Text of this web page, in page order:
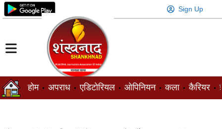
Sign Up
होम अपराध एडिटोरियल ओपिनियन कला कैरियर